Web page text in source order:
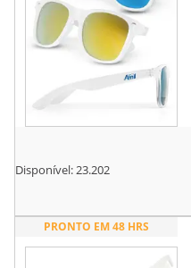
Disponível:23.202
PRONTO EM 48 HRS